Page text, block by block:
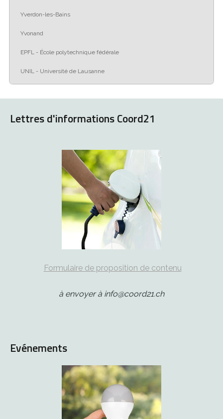
Yverdon-les-Bains
Yvonand
EPFL - École polytechnique fédérale
UNIL - Université de Lausanne
Lettres d'informations Coord21
Formulaire de proposition de contenu
à envoyer à info@coord21.ch
Evénements